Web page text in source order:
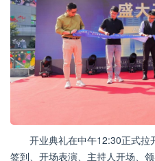
开业典礼在中午12:30正式拉
签到、开场表演、主持人开场、